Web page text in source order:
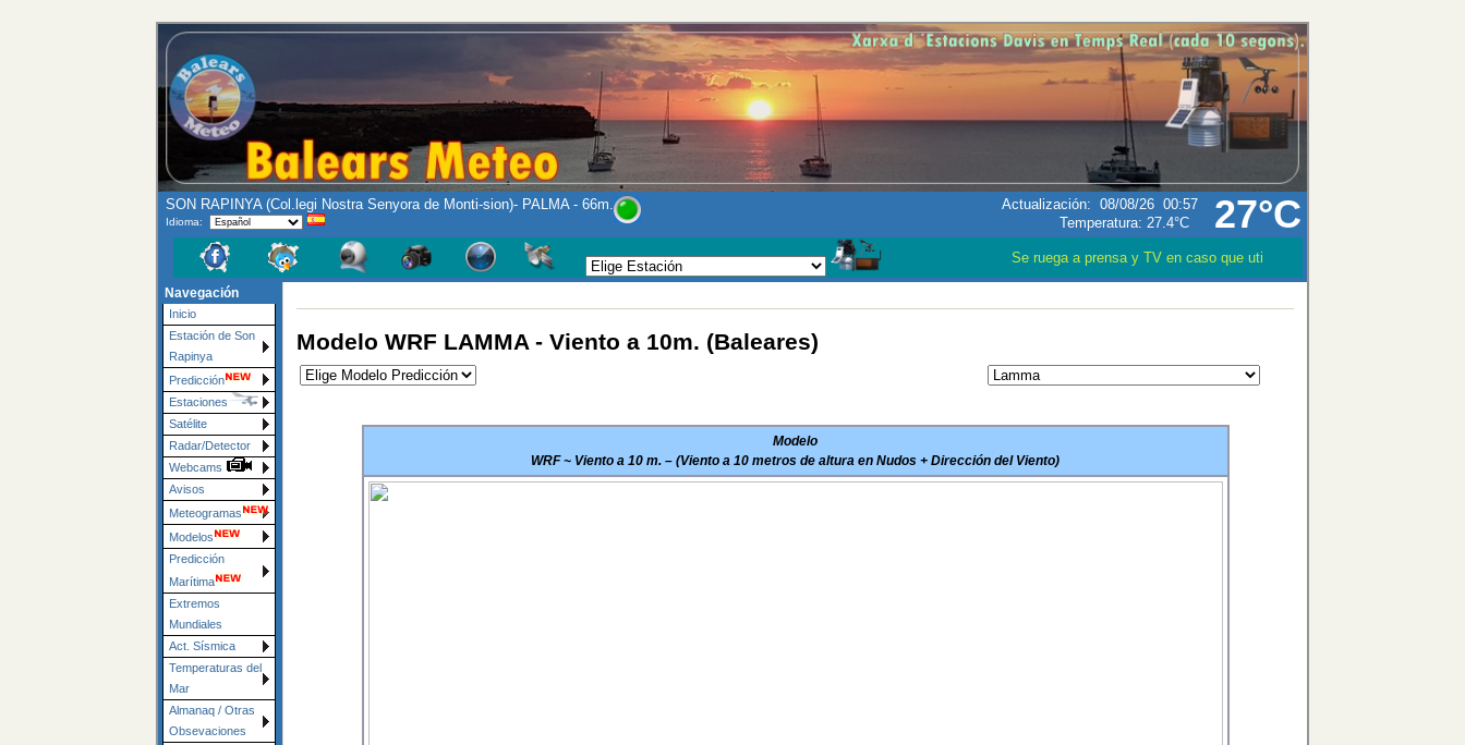
27°C
SON RAPINYA (Col.legi Nostra Senyora de Monti-sion)- PALMA - 66m.
Idioma:
Actualización: 08/08/26 00:57
Humedad:68%
Se ruega a prensa y TV en caso que utilizen los datos meteorológicos
Navegación
Inicio
Estación de Son
Rapinya
Predicción
Estaciones
Satélite
Radar/Detector
Webcams
Avisos
Meteogramas
Modelos
Predicción
Marítima
Extremos
Mundiales
Act. Sísmica
Temperaturas del
Mar
Almanaq / Otras
Obsevaciones
Modelo WRF LAMMA - Viento a 10m. (Baleares)
Modelo
WRF ~ Viento a 10 m. – (Viento a 10 metros de altura en Nudos + Dirección del Viento)